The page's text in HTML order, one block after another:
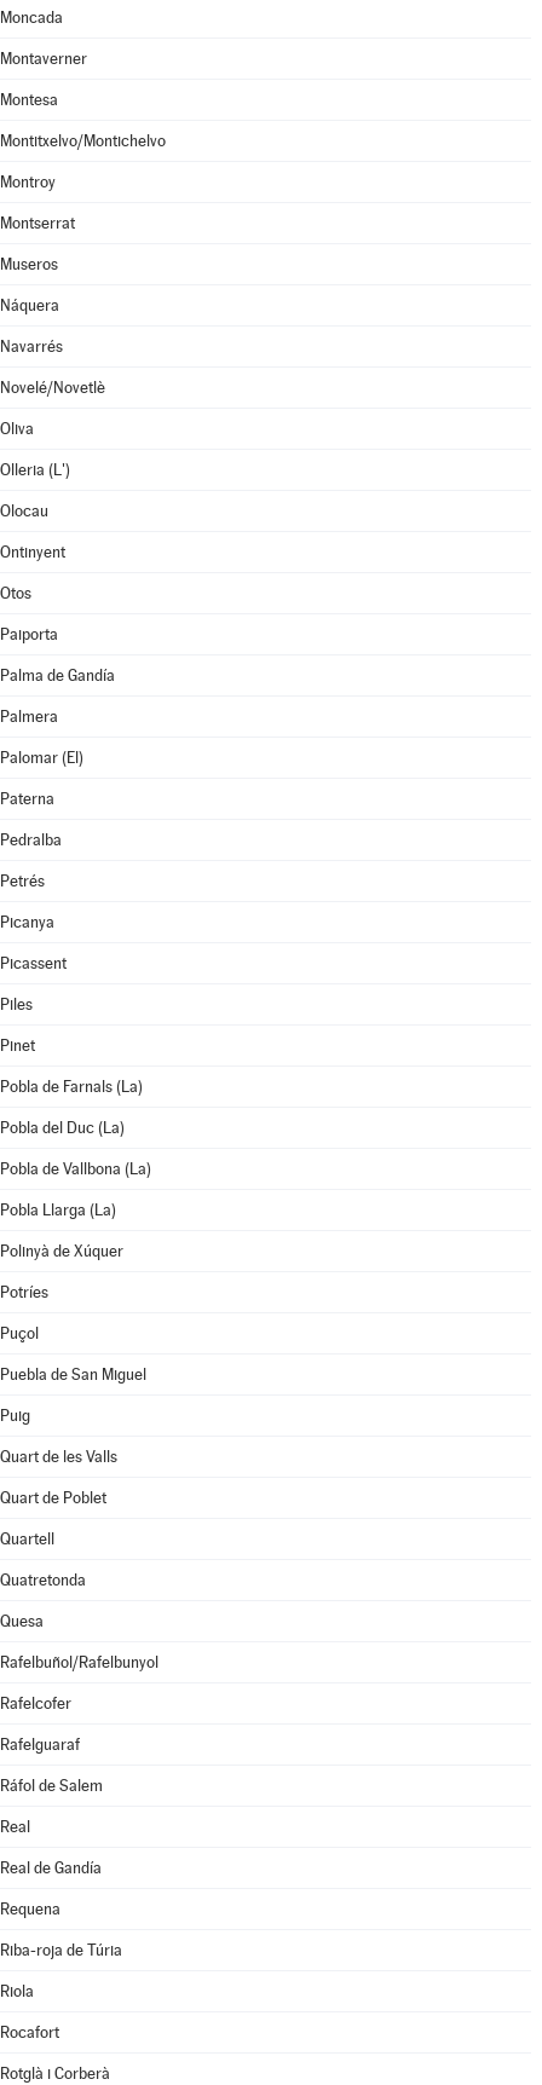
Moncada
Montaverner
Montesa
Montitxelvo/Montichelvo
Montroy
Montserrat
Museros
Náquera
Navarrés
Novelé/Novetlè
Oliva
Olleria (L')
Olocau
Ontinyent
Otos
Paiporta
Palma de Gandía
Palmera
Palomar (El)
Paterna
Pedralba
Petrés
Picanya
Picassent
Piles
Pinet
Pobla de Farnals (La)
Pobla del Duc (La)
Pobla de Vallbona (La)
Pobla Llarga (La)
Polinyà de Xúquer
Potríes
Puçol
Puebla de San Miguel
Puig
Quart de les Valls
Quart de Poblet
Quartell
Quatretonda
Quesa
Rafelbuñol/Rafelbunyol
Rafelcofer
Rafelguaraf
Ráfol de Salem
Real
Real de Gandía
Requena
Riba-roja de Túria
Riola
Rocafort
Rotglà i Corberà